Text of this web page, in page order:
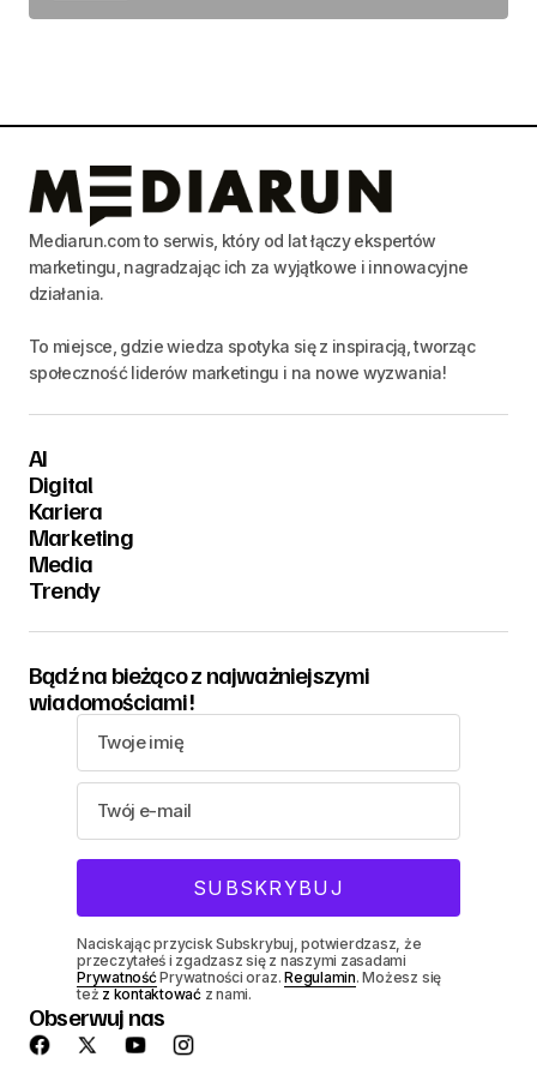
Mediarun.com to serwis, który od lat łączy ekspertów
marketingu, nagradzając ich za wyjątkowe i innowacyjne
działania.
To miejsce, gdzie wiedza spotyka się z inspiracją, tworząc
społeczność liderów marketingu i na nowe wyzwania!
AI
Digital
Kariera
Marketing
Media
Trendy
Bądź na bieżąco z najważniejszymi
wiadomościami!
Naciskając przycisk Subskrybuj, potwierdzasz, że
przeczytałeś i zgadzasz się z naszymi zasadami
PrywatnośćPrywatności oraz.Regulamin. Możesz się
też z kontaktowaćz nami.
Obserwuj nas